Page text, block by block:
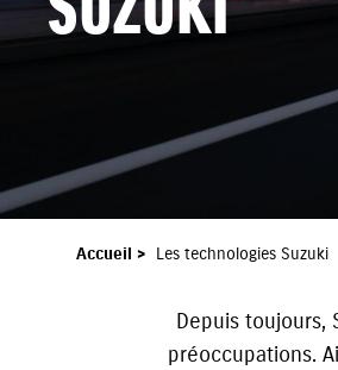
Accueil > Les technologies Suzuki
Depuis toujours,
préoccupations.